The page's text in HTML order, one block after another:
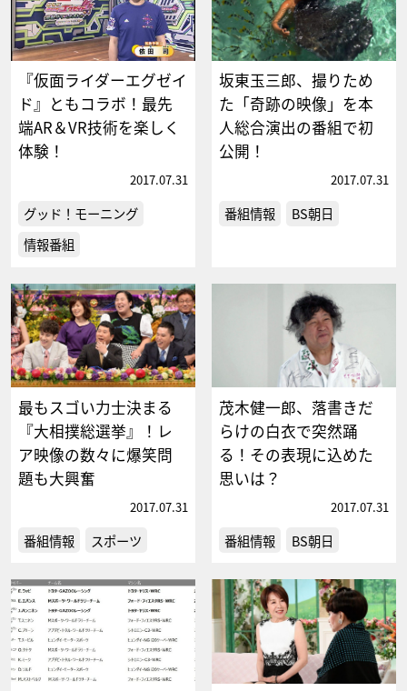
『仮面ライダーエグゼイ
ド』ともコラボ！最先
端AR＆VR技術を楽しく
体験！
2017.07.31
グッド！モーニング
情報番組
坂東玉三郎、撮りため
た「奇跡の映像」を本
人総合演出の番組で初
公開！
2017.07.31
番組情報 BS朝日
最もスゴい力士決まる
『大相撲総選挙』！レ
ア映像の数々に爆笑問
題も大興奮
2017.07.31
番組情報 スポーツ
茂木健一郎、落書きだ
らけの白衣で突然踊
る！その表現に込めた
思いは？
2017.07.31
番組情報 BS朝日